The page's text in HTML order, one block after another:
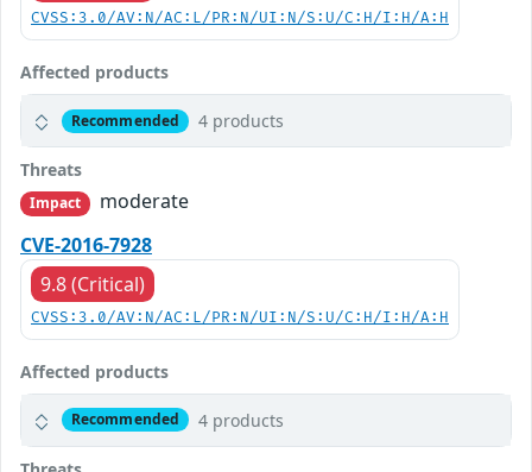
CVSS:3.0/AV:N/AC:L/PR:N/UI:N/S:U/C:H/I:H/A:H
Affected products
Recommended 4 products
Threats
Impact
moderate
CVE-2016-7928
9.8 (Critical)
CVSS:3.0/AV:N/AC:L/PR:N/UI:N/S:U/C:H/I:H/A:H
Affected products
Recommended 4 products